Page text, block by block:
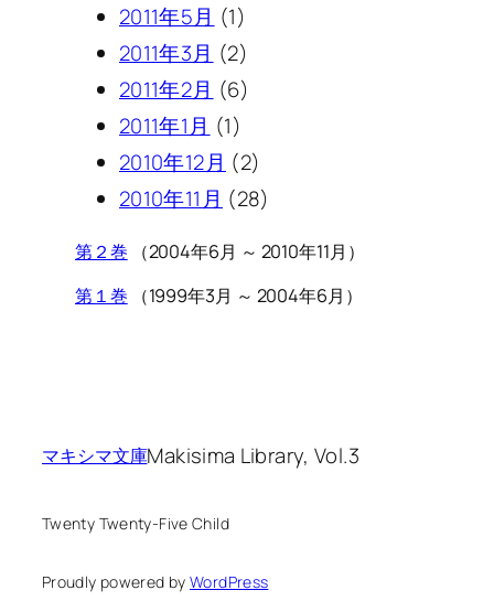
2011年5月 (1)
2011年3月 (2)
2011年2月 (6)
2011年1月 (1)
2010年12月 (2)
2010年11月 (28)
第２巻 （2004年6月 ～ 2010年11月）
第１巻 （1999年3月 ～ 2004年6月）
マキシマ文庫Makisima Library, Vol.3
Twenty Twenty-Five Child
Proudly powered byWordPress